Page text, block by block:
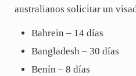
australianos solicitar un
Bahrein – 14 días
Bangladesh – 30 días
Benín – 8 días